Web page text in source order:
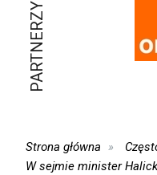
PARTNERZY
Strona główna
W sejmie minister